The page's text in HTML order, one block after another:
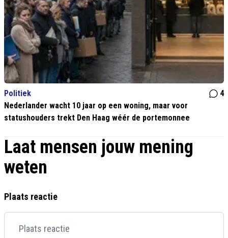
Politiek
4
Nederlander wacht 10 jaar op een woning, maar voor
statushouders trekt Den Haag wéér de portemonnee
Laat mensen jouw mening
weten
Plaats reactie